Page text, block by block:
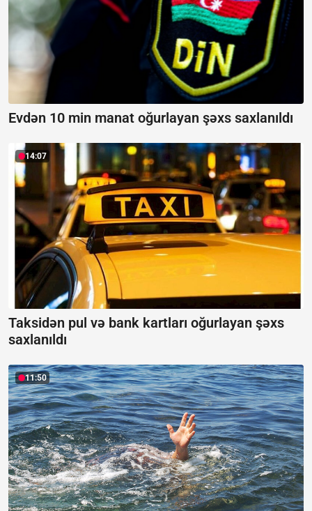
Evdən 10 min manat oğurlayan şəxs saxlanıldı
14:07
Taksidən pul və bank kartları oğurlayan şəxs
saxlanıldı
11:50